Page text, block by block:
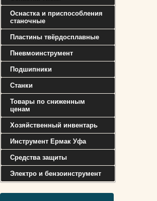
Оснастка и приспособления
станочные
Пластины твёрдосплавные
Пневмоинструмент
Подшипники
Станки
Товары по сниженным
ценам
Хозяйственный инвентарь
Инструмент Ермак Уфа
Средства защиты
Электро и бензоинструмент